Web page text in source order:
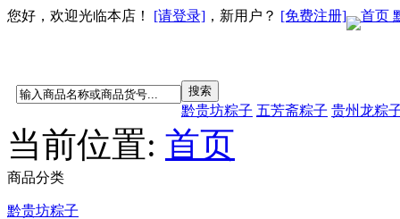
您好，欢迎光临本店！ [请登录] ，新用户？ [免费注册] 首页
黔贵坊粽子 五芳斋粽子 贵州龙粽
当前位置: 首页
商品分类
黔贵坊粽子